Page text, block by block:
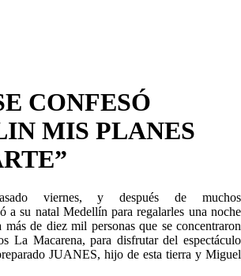
CONFESÓ
MIS PLANES
viernes, y después de muchos
a su natal Medellín para regalarles una noche
de diez mil personas que se concentraron
La Macarena, para disfrutar del espectáculo
JUANES, hijo de esta tierra y Miguel